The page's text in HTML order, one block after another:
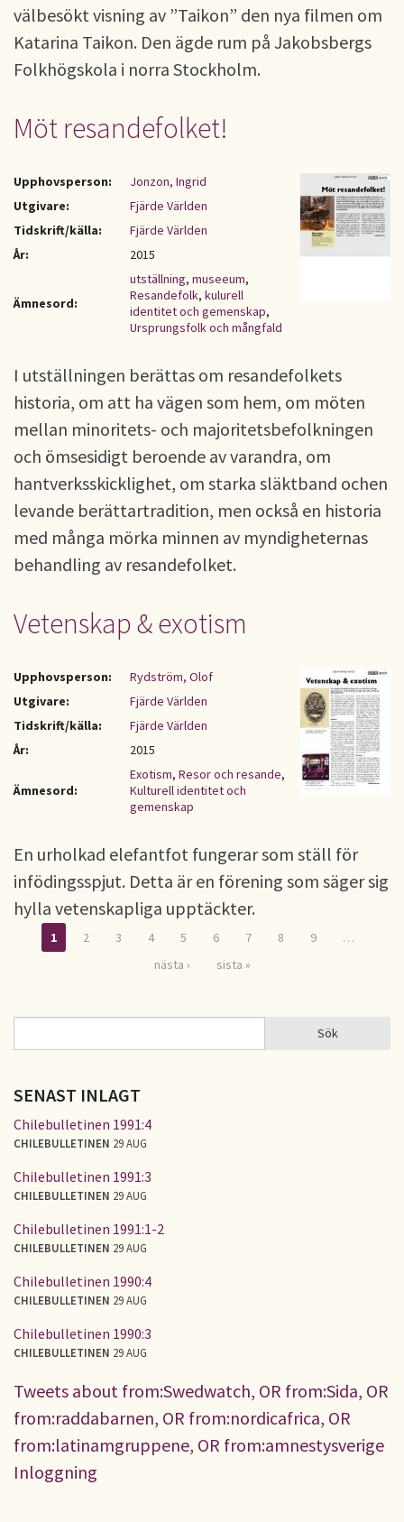
välbesökt visning av ”Taikon” den nya filmen om
Katarina Taikon. Den ägde rum på Jakobsbergs
Folkhögskola i norra Stockholm.
Möt resandefolket!
Upphovsperson:
Jonzon, Ingrid
Utgivare:
Fjärde Världen
Tidskrift/källa:
Fjärde Världen
År:
2015
Ämnesord:
utställning, museeum,
Resandefolk, kulurell
identitet och gemenskap,
Ursprungsfolk och mångfald
I utställningen berättas om resandefolkets
historia, om att ha vägen som hem, om möten
mellan minoritets- och majoritetsbefolkningen
och ömsesidigt beroende av varandra, om
hantverksskicklighet, om starka släktband ochen
levande berättartradition, men också en historia
med många mörka minnen av myndigheternas
behandling av resandefolket.
Vetenskap & exotism
Upphovsperson:
Rydström, Olof
Utgivare:
Fjärde Världen
Tidskrift/källa:
Fjärde Världen
År:
2015
Ämnesord:
Exotism, Resor och resande,
Kulturell identitet och
gemenskap
En urholkad elefantfot fungerar som ställ för
infödingsspjut. Detta är en förening som säger sig
hylla vetenskapliga upptäckter.
1 2 3 4 5 6 7 8 9
…
nästa ›
sista »
SÖKFORMULÄR Sök
SENAST INLAGT
Chilebulletinen 1991:4
CHILEBULLETINEN 29 AUG
Chilebulletinen 1991:3
CHILEBULLETINEN 29 AUG
Chilebulletinen 1991:1-2
CHILEBULLETINEN 29 AUG
Chilebulletinen 1990:4
CHILEBULLETINEN 29 AUG
Chilebulletinen 1990:3
CHILEBULLETINEN 29 AUG
Tweets about from:Swedwatch, OR from:Sida, OR
from:raddabarnen, OR from:nordicafrica, OR
from:latinamgruppene, OR from:amnestysverige
Inloggning